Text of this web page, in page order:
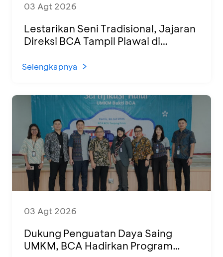
03 Agt 2026
Lestarikan Seni Tradisional, Jajaran
Direksi BCA Tampil Piawai di
Selengkapnya
03 Agt 2026
Dukung Penguatan Daya Saing
UMKM, BCA Hadirkan Program